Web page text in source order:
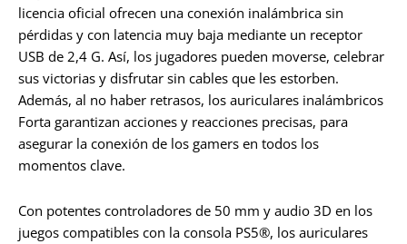
licencia oficial ofrecen una conexión inalámbrica sin
pérdidas y con latencia muy baja mediante un receptor
USB de 2,4 G. Así, los jugadores pueden moverse, celebrar
sus victorias y disfrutar sin cables que les estorben.
Además, al no haber retrasos, los auriculares inalámbricos
Forta garantizan acciones y reacciones precisas, para
asegurar la conexión de los gamers en todos los
momentos clave.
Con potentes controladores de 50 mm y audio 3D en los
juegos compatibles con la consola PS5®, los auriculares